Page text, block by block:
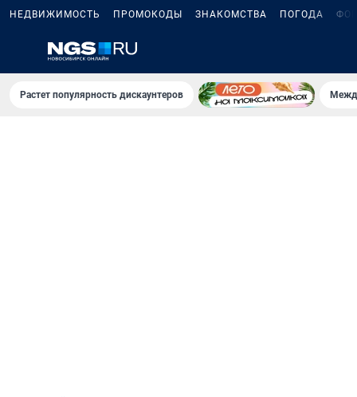
НЕДВИЖИМОСТЬ ПРОМОКОДЫ ЗНАКОМСТВА ПОГОДА
Растет популярность дискаунтеров